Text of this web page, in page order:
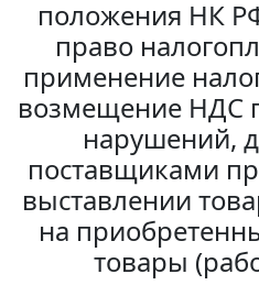
положения НК
право
применение
возмещение НДС
нарушений,
поставщиками
выставлении
на
товары